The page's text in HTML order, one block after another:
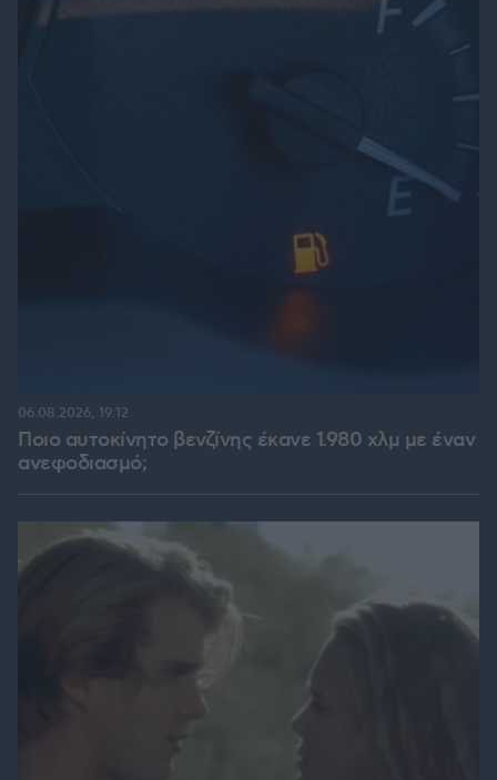
Ποιο αυτοκίνητο βενζίνης έκανε 1.980 χλμ με έναν
ανεφοδιασμό;
06.08.2026, 19:12